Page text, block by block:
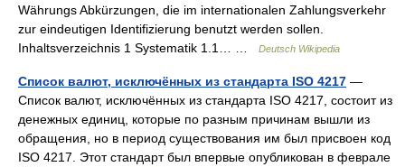
Währungs Abkürzungen, die im internationalen Zahlungsverkehr
zur eindeutigen Identifizierung benutzt werden sollen.
Inhaltsverzeichnis 1 Systematik 1.1… …
Deutsch Wikipedia
Список валют, исключённых из стандарта ISO 4217 —
Список валют, исключённых из стандарта ISO 4217, состоит из
денежных единиц, которые по разным причинам вышли из
обращения, но в период существования им был присвоен код
ISO 4217. Этот стандарт был впервые опубликован в феврале